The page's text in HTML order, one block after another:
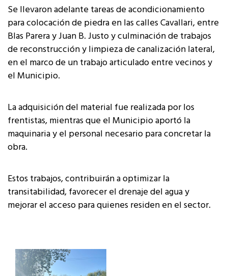
Se llevaron adelante tareas de acondicionamiento
para colocación de piedra en las calles Cavallari, entre
Blas Parera y Juan B. Justo y culminación de trabajos
de reconstrucción y limpieza de canalización lateral,
en el marco de un trabajo articulado entre vecinos y
el Municipio.
La adquisición del material fue realizada por los
frentistas, mientras que el Municipio aportó la
maquinaria y el personal necesario para concretar la
obra.
Estos trabajos, contribuirán a optimizar la
transitabilidad, favorecer el drenaje del agua y
mejorar el acceso para quienes residen en el sector.